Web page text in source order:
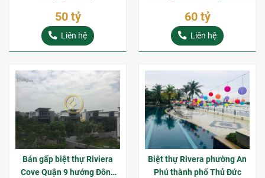
50 tỷ
Liên hệ
60 tỷ
Liên hệ
Bán gấp biệt thự Riviera
Cove Quận 9 hướng Đông
Biệt thự Rivera phường An
Phú thành phố Thủ Đức